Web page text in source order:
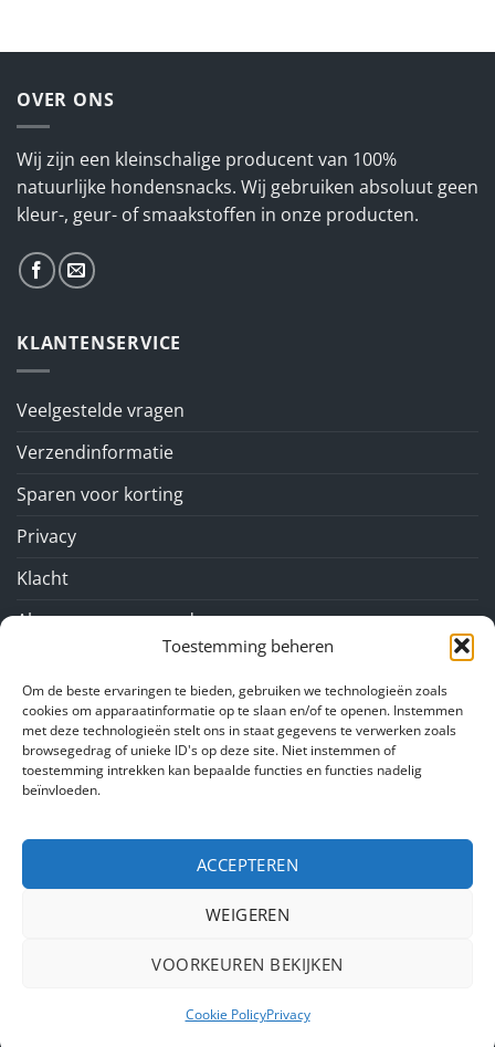
Toestemming beheren
Om de beste ervaringen te bieden, gebruiken we technologieën zoals
cookies om apparaatinformatie op te slaan en/of te openen. Instemmen
met deze technologieën stelt ons in staat gegevens te verwerken zoals
browsegedrag of unieke ID's op deze site. Niet instemmen of
toestemming intrekken kan bepaalde functies en functies nadelig
beïnvloeden.
ACCEPTEREN
WEIGEREN
VOORKEUREN BEKIJKEN
Cookie PolicyPrivacy
OVER ONS
Wij zijn een kleinschalige producent van 100%
natuurlijke hondensnacks. Wij gebruiken absoluut geen
kleur-, geur- of smaakstoffen in onze producten.
KLANTENSERVICE
Veelgestelde vragen
Verzendinformatie
Sparen voor korting
Privacy
Klacht
Algemene voorwaarden
GA NAAR
Over ons
Snacks
PayPal IDeal
Bancontact
Joomlapartner Internetbureau